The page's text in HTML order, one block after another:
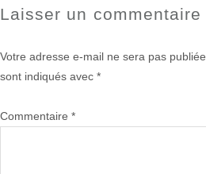
le
réelle
Laisser un commentaire
Votre adresse e-mail ne sera pas publiée.
sont indiqués avec *
Commentaire *